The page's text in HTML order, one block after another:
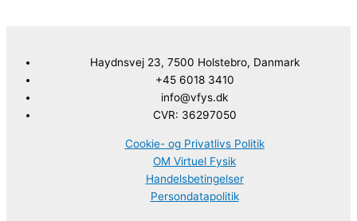
Haydnsvej 23, 7500 Holstebro, Danmark
+45 6018 3410
info@vfys.dk
CVR: 36297050
Cookie- og Privatlivs Politik
OM Virtuel Fysik
Handelsbetingelser
Persondatapolitik